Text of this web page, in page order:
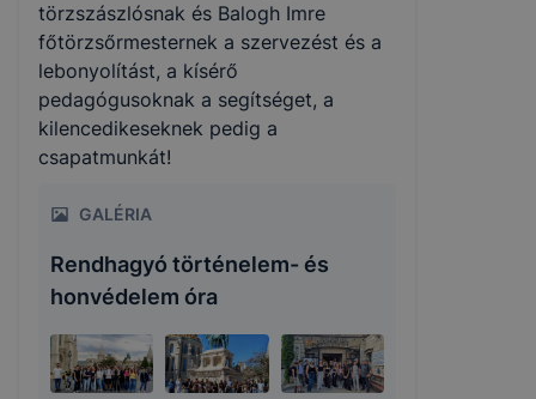
törzszászlósnak és Balogh Imre
főtörzsőrmesternek a szervezést és a
lebonyolítást, a kísérő
pedagógusoknak a segítséget, a
kilencedikeseknek pedig a
csapatmunkát!
GALÉRIA
Rendhagyó történelem- és
honvédelem óra